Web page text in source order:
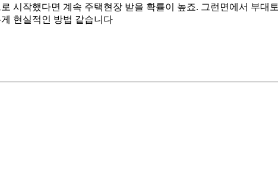
시작했다면 계속 주택현장 받을 확률이 높죠. 그런면에서 부대
현실적인 방법 같습니다